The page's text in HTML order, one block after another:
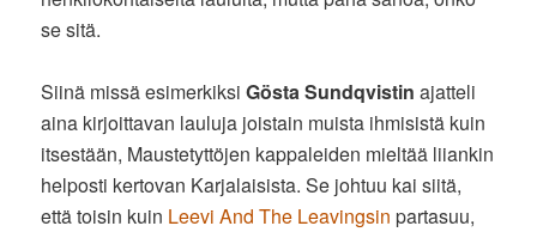
se sitä.
Siinä missä esimerkiksiGösta Sundqvistin ajatteli
aina kirjoittavan lauluja joistain muista ihmisistä kuin
itsestään, Maustetyttöjen kappaleiden mieltää liiankin
helposti kertovan Karjalaisista. Se johtuu kai siitä,
että toisin kuin Leevi And The Leavingsin partasuu,